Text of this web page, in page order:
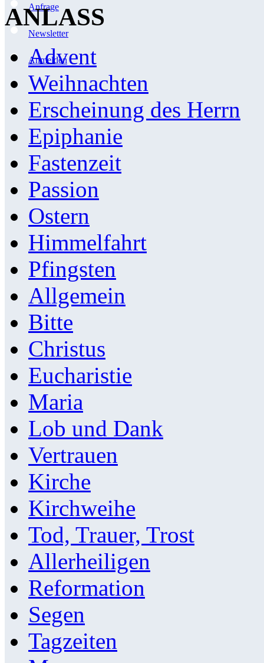
Anfrage
Newsletter
Anmelden
ANLASS
Advent
Weihnachten
Erscheinung des Herrn
Epiphanie
Fastenzeit
Passion
Ostern
Himmelfahrt
Pfingsten
Allgemein
Bitte
Christus
Eucharistie
Maria
Lob und Dank
Vertrauen
Kirche
Kirchweihe
Tod, Trauer, Trost
Allerheiligen
Reformation
Segen
Tagzeiten